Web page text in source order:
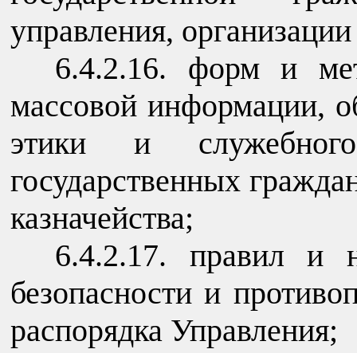
управления,
6.4.2.16. форм и
массовой информации,
этики и
государственных
казначейства;
6.4.2.17. правил и
безопасности и
распорядка Управления;